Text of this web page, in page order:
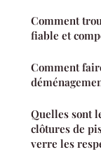
Comment
fiable et
Comment
Quelles sont
clôtures de
verre les